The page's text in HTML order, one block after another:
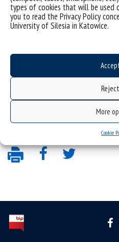
types of cookies that will be used
you to read the Privacy Policy
University of Silesia in Katowice.
More
Cookie
Sorry, this entry is only available in
(Polski) Agnieszka
(Polski) Sławomir Chandzlik